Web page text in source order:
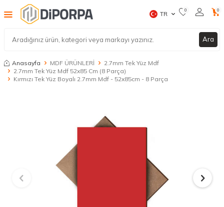
Ara
TR 0 0
Anasayfa MDF ÜRÜNLERİ
2.7mm Tek Yüz Mdf
2.7mm Tek Yüz Mdf 52x85 Cm (8 Parça)
Kırmızı Tek Yüz Boyalı 2.7mm Mdf - 52x85cm - 8 Parça